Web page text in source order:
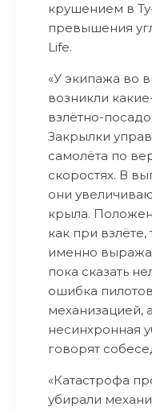
крушением в
превышения
Life.
«У экипажа во
возникли
взлётно-
Закрылки
самолёта по
скоростях. В
они
крыла.
как при
именно
пока сказать
ошибка
механизацией,
несинхронная
говорят
«Катастрофа
убирали